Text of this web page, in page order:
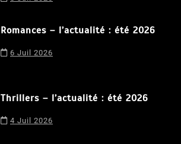
Romances – l’actualité : été 2026
6 Juil 2026
Thrillers – l’actualité : été 2026
4 Juil 2026